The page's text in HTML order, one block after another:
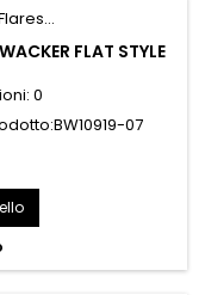
FLAT STYLE
0
07